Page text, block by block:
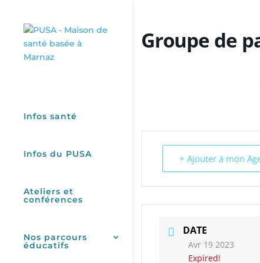
Infos santé
Infos du PUSA
Ateliers et
conférences
Nos parcours
éducatifs
Groupe de
+ Ajouter à mon
DATE
Avr 19 2023
Expired!